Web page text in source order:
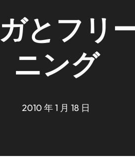
とフリ
ニング
2010 年 1 月 18 日